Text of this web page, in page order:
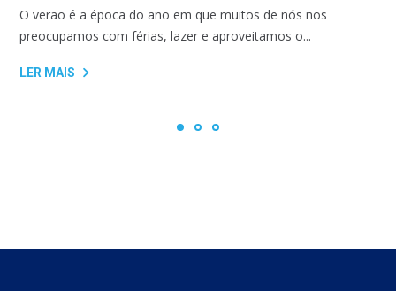
O verão é a época do ano em que muitos de nós nos
preocupamos com férias, lazer e aproveitamos o...
LER MAIS